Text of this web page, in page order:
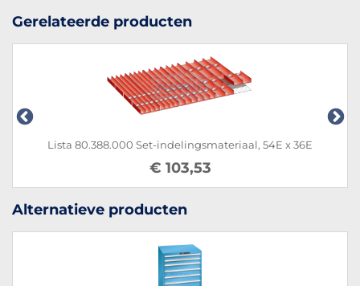
Gerelateerde producten
Lista 80.388.000 Set-indelingsmateriaal, 54E x 36E
€ 103,53
Alternatieve producten